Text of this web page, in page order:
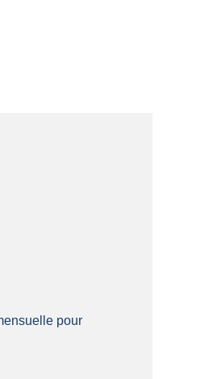
pour